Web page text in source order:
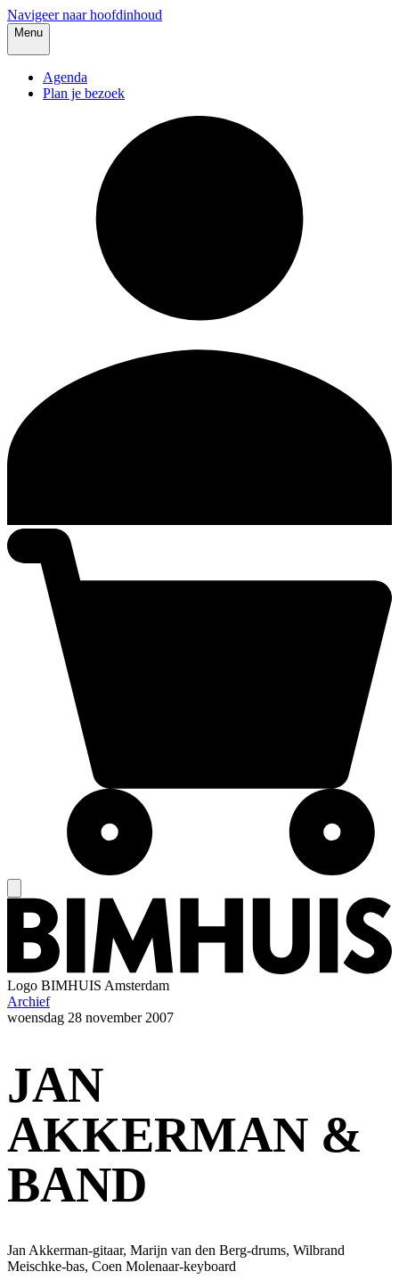
Navigeer naar hoofdinhoud
Menu
Agenda
Plan je bezoek
Logo BIMHUIS Amsterdam
Archief
woensdag 28 november 2007
JAN
AKKERMAN &
BAND
Jan Akkerman-gitaar, Marijn van den Berg-drums, Wilbrand
Meischke-bas, Coen Molenaar-keyboard